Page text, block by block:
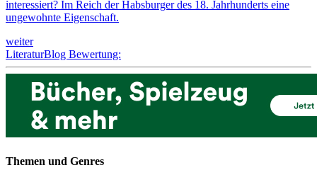
interessiert? Im Reich der Habsburger des 18. Jahrhunderts eine
ungewohnte Eigenschaft.
weiter
LiteraturBlog Bewertung:
Themen und Genres